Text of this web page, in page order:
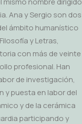
Ana y Sergio son dos
ámbito humanístico
y Letras,
con más de veinte
profesional. Han
de investigación,
y puesta en labor del
y de la cerámica
participando y